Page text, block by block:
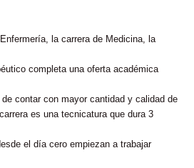
la carrera de Medicina, la
completa una oferta académica
contar con mayor cantidad y calidad de
es una tecnicatura que dura 3
el día cero empiezan a trabajar